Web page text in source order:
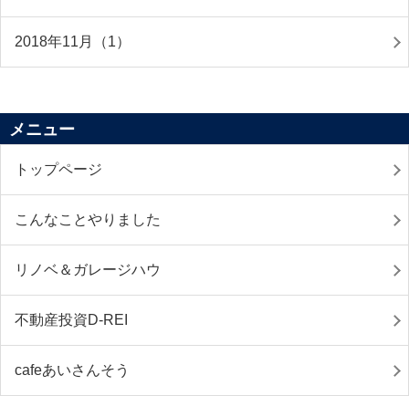
2018年11月（1）
メニュー
トップページ
こんなことやりました
リノベ＆ガレージハウ
不動産投資D-REI
cafeあいさんそう